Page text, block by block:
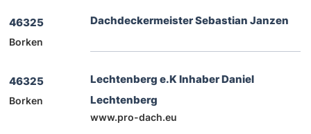
46325
Borken
Dachdeckermeister Sebastian Janzen
46325
Borken
Lechtenberg e.K Inhaber Daniel
Lechtenberg
www.pro-dach.eu